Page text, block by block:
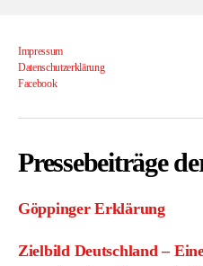
Impressum
Datenschutz­erklärung
Facebook
Pressebeiträge
Göppinger Erklärung
Zielbild Deutschland –